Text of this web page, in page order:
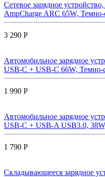
Сетевое зарядное
AmpCharge ARC 65W,
3 290 Р
Автомобильное зарядное
USB-C + USB-С 66W, Темно-
1 990 Р
Автомобильное зарядное
USB-C + USB-A USB3.0,
1 790 Р
Складывающееся зарядное